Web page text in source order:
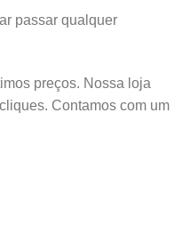
passar qualquer
preços. Nossa loja
Contamos com um